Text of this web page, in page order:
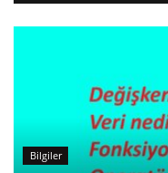
Bilgiler